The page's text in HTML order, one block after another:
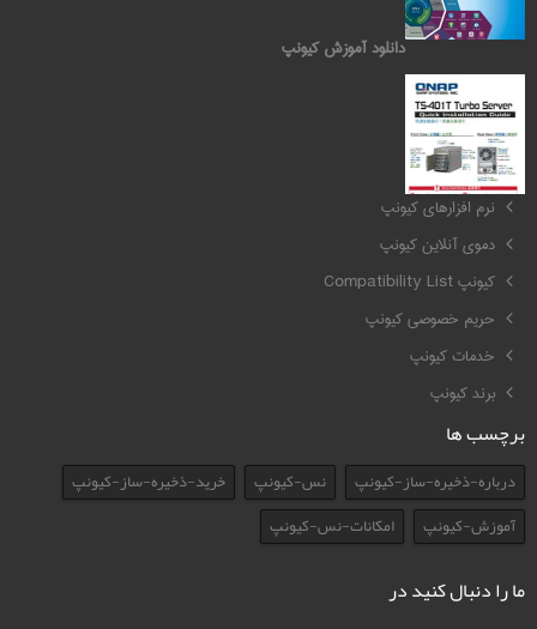
دانلود آموزش کیونپ
کیونپ QNAP
نرم افزارهای کیونپ
دموی آنلاین کیونپ
کیونپ Compatibility List
حریم خصوصی کیونپ
خدمات کیونپ
برند کیونپ
برچسب ها
درباره-ذخیره-ساز-کیونپ نس-کیونپ
خرید-ذخیره-ساز-کیونپ
آموزش-کیونپ
امکانات-نس-کیونپ
ما را دنبال کنید در